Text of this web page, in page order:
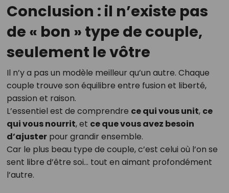
Conclusion : il n’existe pas
de « bon » type de couple,
seulement le vôtre
Il n’y a pas un modèle meilleur qu’un autre. Chaque
couple trouve son équilibre entre fusion et liberté,
passion et raison.
L’essentiel est de comprendre ce qui vous unit, ce
qui vous nourrit, et ce que vous avez besoin
d’ajusterpour grandir ensemble.
Car le plus beau type de couple, c’est celui où l’on se
sent libre d’être soi… tout en aimant profondément
l’autre.